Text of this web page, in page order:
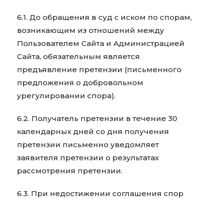
6.1. До обращения в суд с иском по спорам,
возникающим из отношений между
Пользователем Сайта и Администрацией
Сайта, обязательным является
предъявление претензии (письменного
предложения о добровольном
урегулировании спора).
6.2. Получатель претензии в течение 30
календарных дней со дня получения
претензии письменно уведомляет
заявителя претензии о результатах
рассмотрения претензии.
6.3. При недостижении соглашения спор